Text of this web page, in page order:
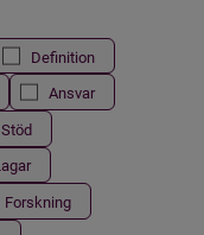
Definition
Ansvar
Stöd
Forskning